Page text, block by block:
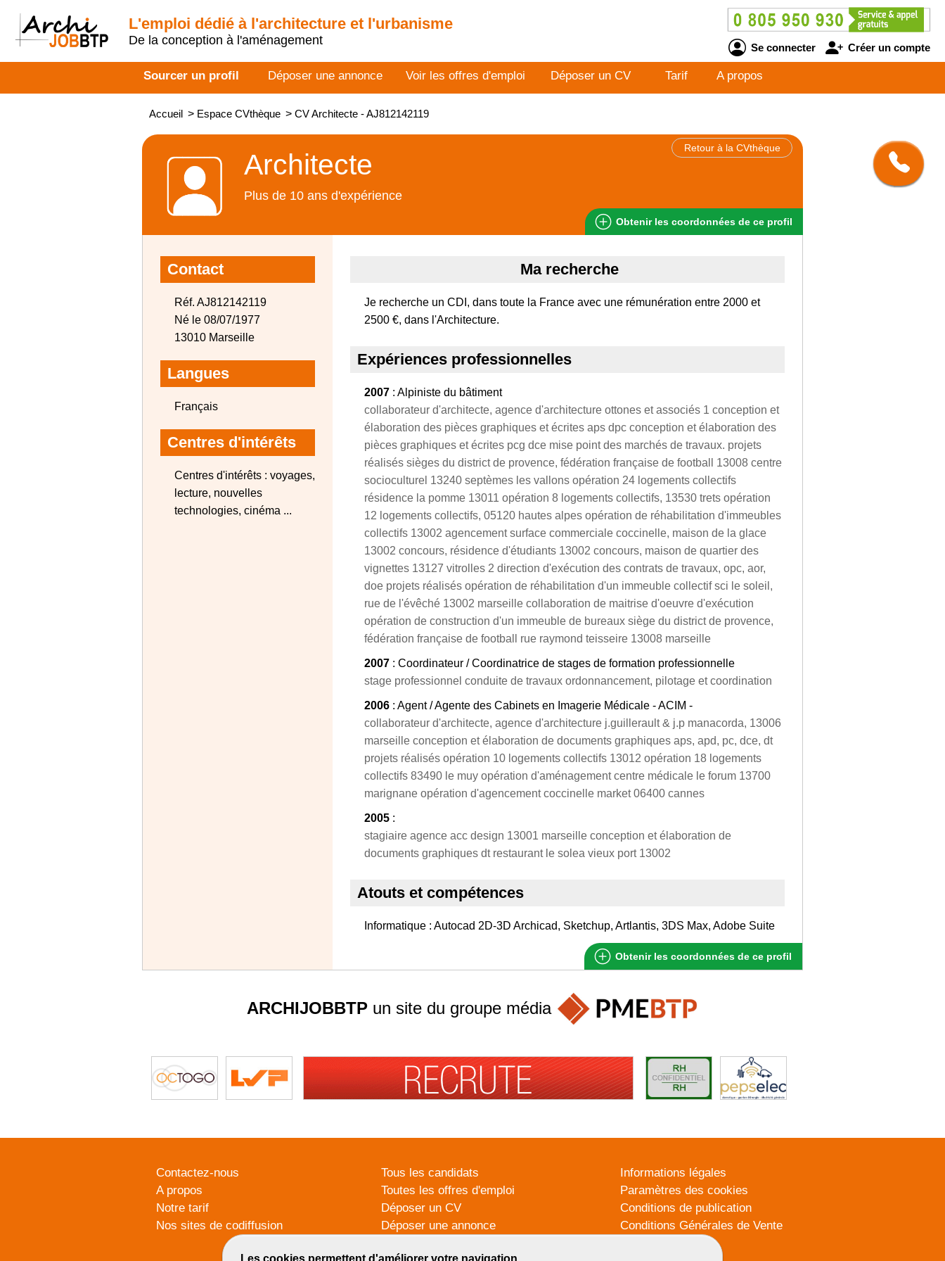
L'emploi dédié à l'architecture et l'urbanisme
De la conception à l'aménagement
Se connecter Créer un compte
Sourcer un profil Déposer une annonce Voir les offres d'emploi Déposer un CV Tarif A propos
Accueil > Espace CVthèque > CV Architecte - AJ812142119
Retour à la CVthèque
Architecte
Plus de 10 ans d'expérience
Obtenir les coordonnées de ce profil
Contact
Réf. AJ812142119
Né le 08/07/1977
13010 Marseille
Langues
Français
Centres d'intérêts
Centres d'intérêts : voyages,
lecture, nouvelles
technologies, cinéma ...
Ma recherche
Je recherche un CDI, dans toute la France avec une rémunération entre 2000 et
2500 €, dans l'Architecture.
Expériences professionnelles
2007 : Alpiniste du bâtiment
collaborateur d'architecte, agence d'architecture ottones et associés 1 conception et
élaboration des pièces graphiques et écrites aps dpc conception et élaboration des
pièces graphiques et écrites pcg dce mise point des marchés de travaux. projets
réalisés sièges du district de provence, fédération française de football 13008 centre
socioculturel 13240 septèmes les vallons opération 24 logements collectifs
résidence la pomme 13011 opération 8 logements collectifs, 13530 trets opération
12 logements collectifs, 05120 hautes alpes opération de réhabilitation d'immeubles
collectifs 13002 agencement surface commerciale coccinelle, maison de la glace
13002 concours, résidence d'étudiants 13002 concours, maison de quartier des
vignettes 13127 vitrolles 2 direction d'exécution des contrats de travaux, opc, aor,
doe projets réalisés opération de réhabilitation d'un immeuble collectif sci le soleil,
rue de l'évêché 13002 marseille collaboration de maitrise d'oeuvre d'exécution
opération de construction d'un immeuble de bureaux siège du district de provence,
fédération française de football rue raymond teisseire 13008 marseille
2007 : Coordinateur / Coordinatrice de stages de formation professionnelle
stage professionnel conduite de travaux ordonnancement, pilotage et coordination
2006 : Agent / Agente des Cabinets en Imagerie Médicale - ACIM -
collaborateur d'architecte, agence d'architecture j.guillerault & j.p manacorda, 13006
marseille conception et élaboration de documents graphiques aps, apd, pc, dce, dt
projets réalisés opération 10 logements collectifs 13012 opération 18 logements
collectifs 83490 le muy opération d'aménagement centre médicale le forum 13700
marignane opération d'agencement coccinelle market 06400 cannes
2005 :
stagiaire agence acc design 13001 marseille conception et élaboration de
documents graphiques dt restaurant le solea vieux port 13002
Atouts et compétences
Informatique : Autocad 2D-3D Archicad, Sketchup, Artlantis, 3DS Max, Adobe Suite
Obtenir les coordonnées de ce profil
Les cookies permettent d'améliorer votre navigation
ARCHIJOBBTPun site du groupe média
Contactez-nous
A propos
Notre tarif
Nos sites de codiffusion
Tous les candidats
Toutes les offres d'emploi
Déposer un CV
Déposer une annonce
Informations légales
Paramètres des cookies
Conditions de publication
Conditions Générales de Vente